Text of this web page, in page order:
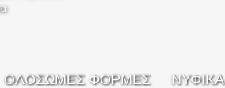
ΟΛΟΣΩΜΕΣ ΦΟΡΜΕΣ ΝΥΦΙΚΑ